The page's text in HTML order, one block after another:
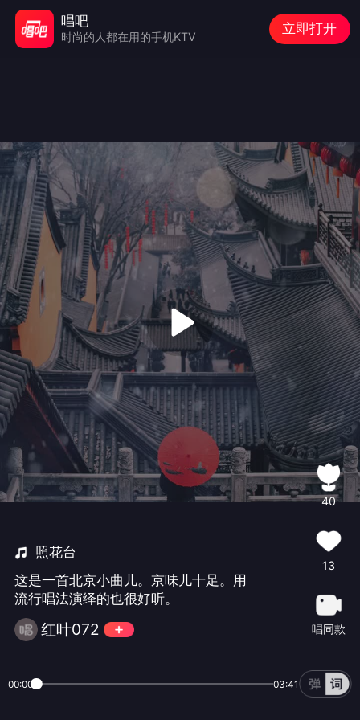
照花台
这是一首北京小曲儿。京味儿十足。用
流行唱法演绎的也很好听。
红叶072
40
13
唱同款
00:00 03:41
唱吧
时尚的人都在用的手机KTV
立即打开